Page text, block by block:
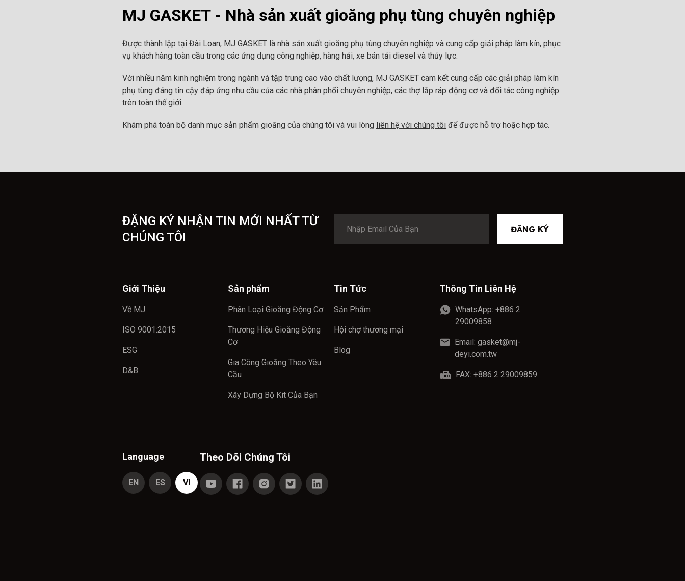
MJ GASKET - Nhà sản xuất gioăng phụ tùng chuyên nghiệp
Được thành lập tại Đài Loan, MJ GASKET là nhà sản xuất gioăng phụ tùng chuyên nghiệp và cung cấp giải pháp làm kín, phục
vụ khách hàng toàn cầu trong các ứng dụng công nghiệp, hàng hải, xe bán tải diesel và thủy lực.
Với nhiều năm kinh nghiệm trong ngành và tập trung cao vào chất lượng, MJ GASKET cam kết cung cấp các giải pháp làm kín
phụ tùng đáng tin cậy đáp ứng nhu cầu của các nhà phân phối chuyên nghiệp, các thợ lắp ráp động cơ và đối tác công nghiệp
trên toàn thế giới.
Khám phá toàn bộ danh mục sản phẩm gioăng của chúng tôi và vui lòng liên hệ với chúng tôi để được hỗ trợ hoặc hợp tác.
ĐẶNG KÝ NHẬN TIN MỚI NHẤT TỪ
CHÚNG TÔI
ĐĂNG KÝ
Giới Thiệu
Về MJ
ISO 9001:2015
ESG
D&B
Sản phẩm
Phân Loại Gioăng Động Cơ
Thương Hiệu Gioăng Động
Cơ
Gia Công Gioăng Theo Yêu
Cầu
Xây Dựng Bộ Kit Của Bạn
Tin Tức
Sản Phẩm
Hội chợ thương mại
Blog
Thông Tin Liên Hệ
WhatsApp: +886 2
29009858
Email: gasket@mj-
deyi.com.tw
FAX: +886 2 29009859
Language
EN ES VI
Theo Dõi Chúng Tôi